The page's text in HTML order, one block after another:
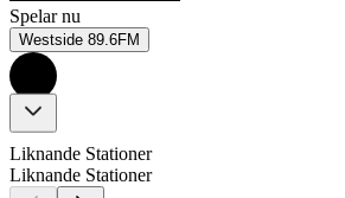
Spelar nu
Westside 89.6FM
Liknande Stationer
Liknande Stationer